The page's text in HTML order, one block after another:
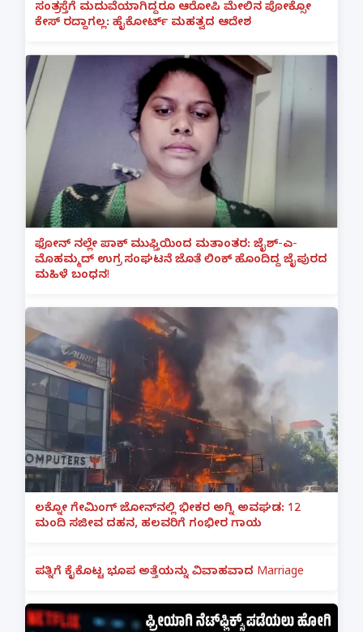
ಸಂತ್ರಸ್ತೆಗೆ ಮದುವೆಯಾಗಿದ್ದರೂ ಆರೋಪಿ ಮೇಲಿನ ಪೋಕ್ಸೋ
ಕೇಸ್ ರದ್ದಾಗಲ್ಲ: ಹೈಕೋರ್ಟ್ ಮಹತ್ವದ ಆದೇಶ
ಫೋನ್ ನಲ್ಲೇ ಪಾಕ್ ಮುಫ್ತಿಯಿಂದ ಮತಾಂತರ: ಜೈಶ್-ಎ-
ಮೊಹಮ್ಮದ್ ಉಗ್ರ ಸಂಘಟನೆ ಜೊತೆ ಲಿಂಕ್ ಹೊಂದಿದ್ದ ಜೈಪುರದ
ಮಹಿಳೆ ಬಂಧನ!
ಲಕ್ನೋ ಗೇಮಿಂಗ್ ಜೋನ್‌ನಲ್ಲಿ ಭೀಕರ ಅಗ್ನಿ ಅವಘಡ: 12
ಮಂದಿ ಸಜೀವ ದಹನ, ಹಲವರಿಗೆ ಗಂಭೀರ ಗಾಯ
ಪತ್ನಿಗೆ ಕೈಕೊಟ್ಟ ಭೂಪ ಅತ್ತೆಯನ್ನು ವಿವಾಹವಾದ Marriage